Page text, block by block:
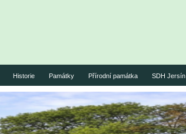
Historie Památky Přírodní památka SDH Jersín